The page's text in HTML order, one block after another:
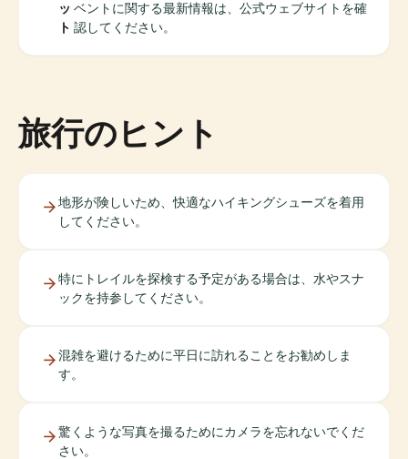
ッ
ト
ベントに関する最新情報は、公式ウェブサイトを確
認してください。
旅行のヒント
地形が険しいため、快適なハイキングシューズを着用
してください。
特にトレイルを探検する予定がある場合は、水やスナ
ックを持参してください。
混雑を避けるために平日に訪れることをお勧めしま
す。
驚くような写真を撮るためにカメラを忘れないでくだ
さい。